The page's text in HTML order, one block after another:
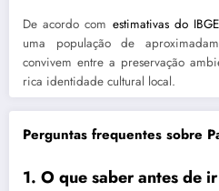
De acordo com estimativas do
uma população de
convivem entre a preservação
rica identidade cultural local.
Perguntas frequentes sobre
1. O que saber antes de